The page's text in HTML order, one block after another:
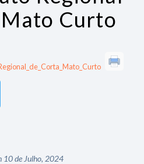
Curto
10 de Julho, 2024